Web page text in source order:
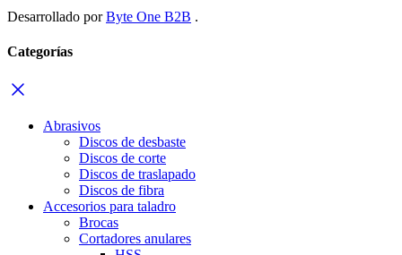
Desarrollado porByte One B2B .
Categorías
Abrasivos
Discos de desbaste
Discos de corte
Discos de traslapado
Discos de fibra
Accesorios para taladro
Brocas
Cortadores anulares